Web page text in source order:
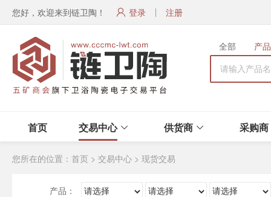
您好，欢迎来到链卫陶！ 登录 注册
全部 产品
首页 交易中心 供货商 采购商
您所在的位置： 首页 > 交易中心 > 现货交易
产品：